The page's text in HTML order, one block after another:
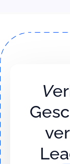
Verbinden Sie Ihre